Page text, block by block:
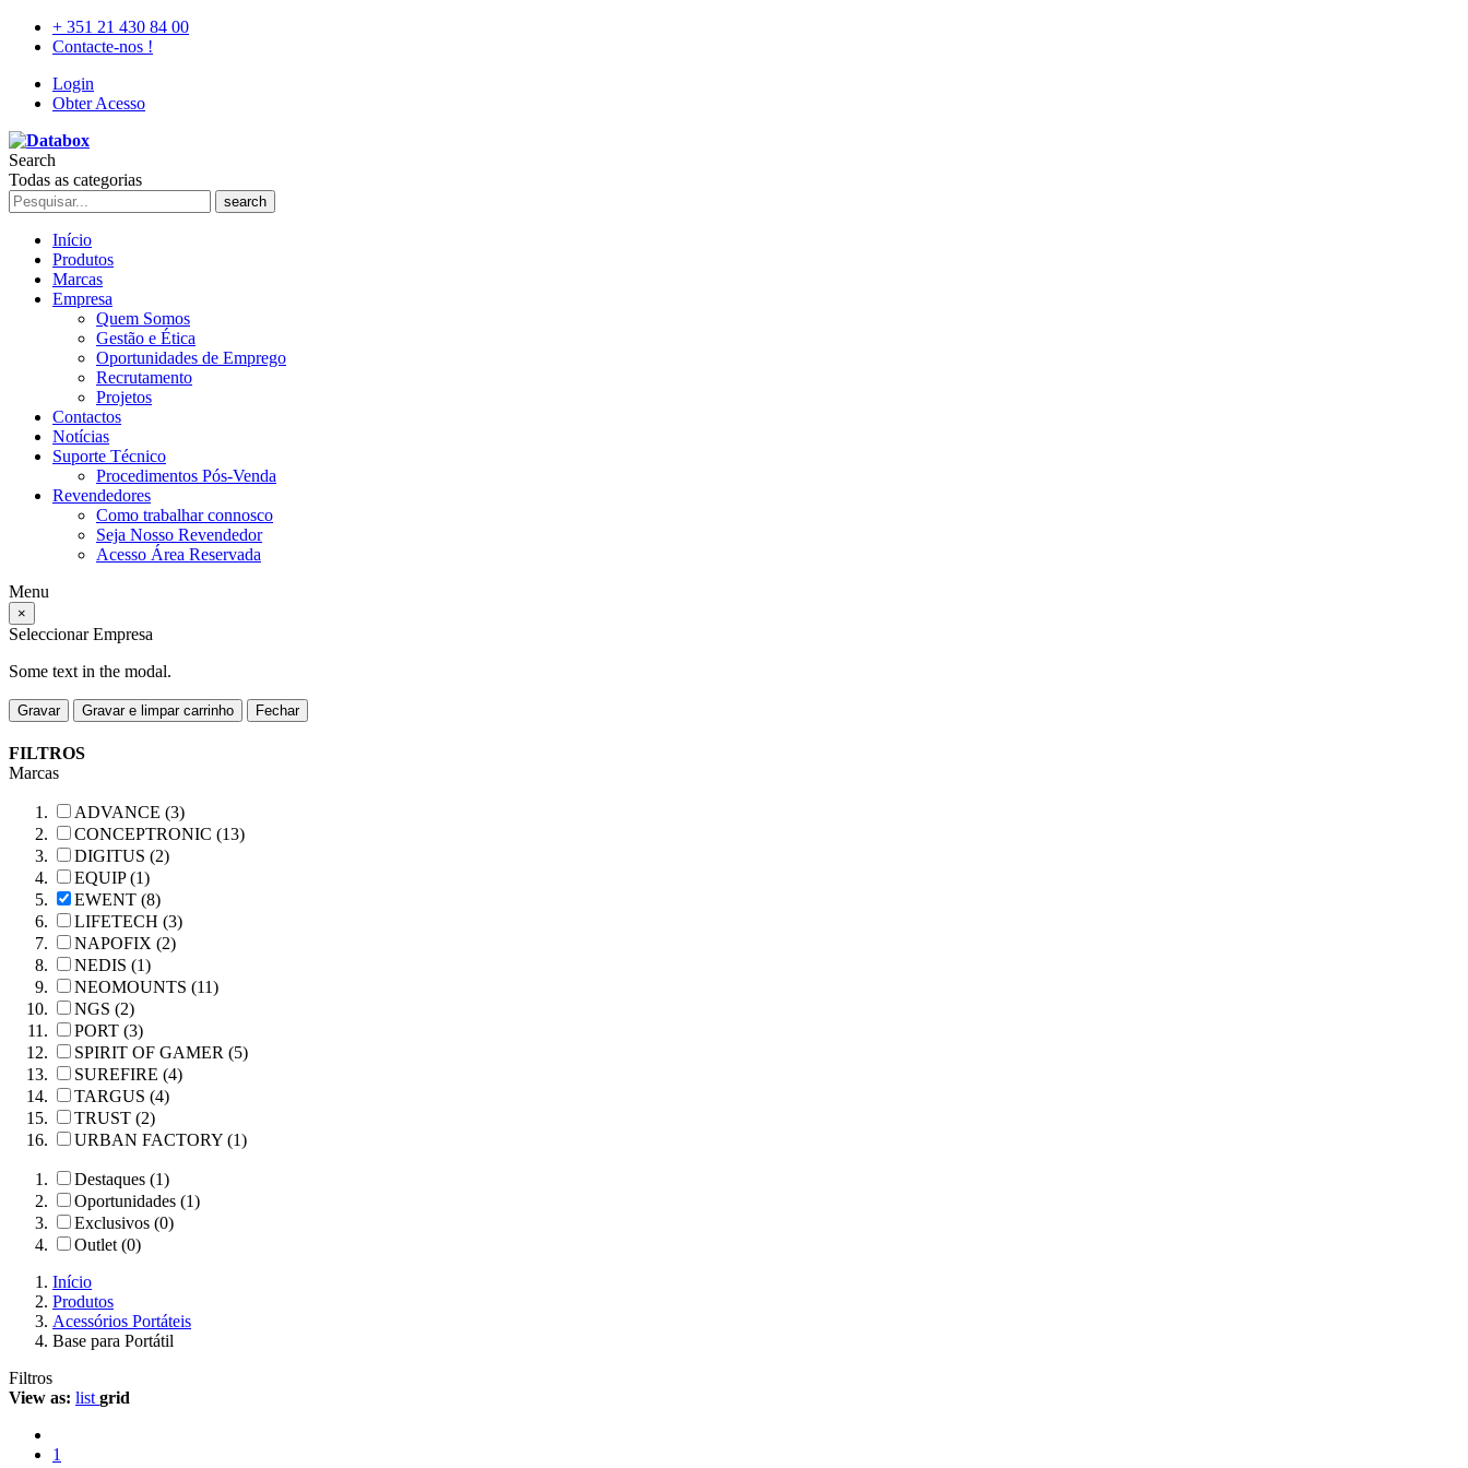
+ 351 21 430 84 00
Contacte-nos !
Login
Obter Acesso
Search
Todas as categorias
search
Início
Produtos
Marcas
Empresa
Quem Somos
Gestão e Ética
Oportunidades de Emprego
Recrutamento
Projetos
Contactos
Notícias
Suporte Técnico
Procedimentos Pós-Venda
Revendedores
Como trabalhar connosco
Seja Nosso Revendedor
Acesso Área Reservada
Menu
×
Seleccionar Empresa
Some text in the modal.
Gravar Gravar e limpar carrinho Fechar
FILTROS
Marcas
ADVANCE (3)
CONCEPTRONIC (13)
DIGITUS (2)
EQUIP (1)
EWENT (8)
LIFETECH (3)
NAPOFIX (2)
NEDIS (1)
NEOMOUNTS (11)
NGS (2)
PORT (3)
SPIRIT OF GAMER (5)
SUREFIRE (4)
TARGUS (4)
TRUST (2)
URBAN FACTORY (1)
Destaques (1)
Oportunidades (1)
Exclusivos (0)
Outlet (0)
Início
Produtos
Acessórios Portáteis
Base para Portátil
Filtros
View as: list grid
1